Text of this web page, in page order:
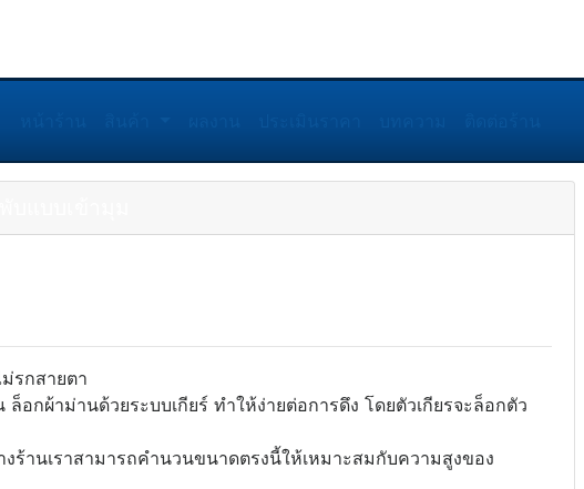
รกสายตา
กผ้าม่านด้วยระบบเกียร์ ทำให้ง่ายต่อการดึง โดยตัวเกียรจะล็อกตัว
ร้านเราสามารถคำนวนขนาดตรงนี้ให้เหมาะสมกับความสูงของ